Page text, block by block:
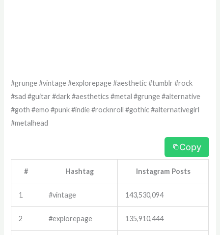
#grunge #vintage #explorepage #aesthetic #tumblr #rock
#sad #guitar #dark #aesthetics #metal #grunge #alternative
#goth #emo #punk #indie #rocknroll #gothic #alternativegirl
#metalhead
Copy
# Hashtag Instagram Posts
1 #vintage 143,530,094
2 #explorepage 135,910,444